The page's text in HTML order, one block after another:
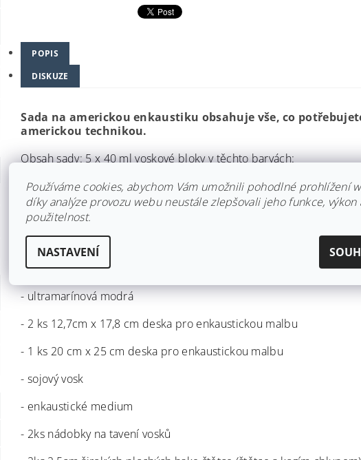
POPIS
DISKUZE
Sada na americkou enkaustiku obsahuje vše, co
americkou technikou.
Obsah sady: 5 x 40 ml voskové bloky v těchto barvách:
- titanová bílá
- kadmiová světlá žlutá
- kadmiová světlá zelená
- quinacridone červená
- ultramarínová modrá
- 2 ks 12,7cm x 17,8 cm deska pro enkaustickou malbu
- 1 ks 20 cm x 25 cm deska pro enkaustickou malbu
- sojový vosk
- enkaustické medium
- 2ks nádobky na tavení vosků
Používáme cookies, abychom Vám umožnili pohodlné prohlížení
díky analýze provozu webu neustále zlepšovali jeho funkce, výkon
použitelnost.
NASTAVENÍ